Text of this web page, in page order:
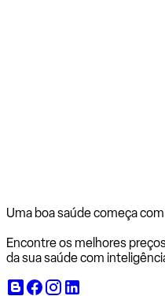
Uma boa saúde começa com
Encontre os melhores
da sua saúde com